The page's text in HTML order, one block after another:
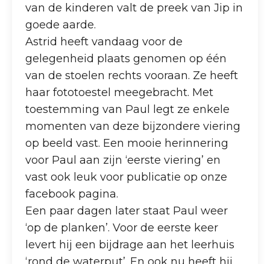
van de kinderen valt de preek van Jip in
goede aarde.
Astrid heeft vandaag voor de
gelegenheid plaats genomen op één
van de stoelen rechts vooraan. Ze heeft
haar fototoestel meegebracht. Met
toestemming van Paul legt ze enkele
momenten van deze bijzondere viering
op beeld vast. Een mooie herinnering
voor Paul aan zijn ‘eerste viering’ en
vast ook leuk voor publicatie op onze
facebook pagina.
Een paar dagen later staat Paul weer
‘op de planken’. Voor de eerste keer
levert hij een bijdrage aan het leerhuis